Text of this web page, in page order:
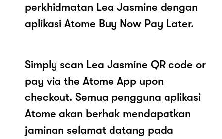
perkhidmatan Lea Jasmine dengan
aplikasi Atome Buy Now Pay Later.
Simply scan Lea Jasmine QR code or
pay via the Atome App upon
checkout. Semua pengguna aplikasi
Atome akan berhak mendapatkan
jaminan selamat datang pada